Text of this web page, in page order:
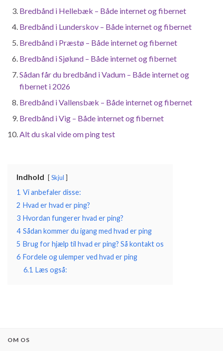
Bredbånd i Hellebæk – Både internet og fibernet
Bredbånd i Lunderskov – Både internet og fibernet
Bredbånd i Præstø – Både internet og fibernet
Bredbånd i Sjølund – Både internet og fibernet
Sådan får du bredbånd i Vadum – Både internet og
fibernet i 2026
Bredbånd i Vallensbæk – Både internet og fibernet
Bredbånd i Vig – Både internet og fibernet
Alt du skal vide om ping test
Indhold Skjul
1 Vi anbefaler disse:
2 Hvad er hvad er ping?
3 Hvordan fungerer hvad er ping?
4 Sådan kommer du igang med hvad er ping
5 Brug for hjælp til hvad er ping? Så kontakt os
6 Fordele og ulemper ved hvad er ping
6.1 Læs også:
OM OS